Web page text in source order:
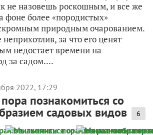
не назовешь роскошным, и все же
фоне более «породистых»
природным очарованием.
за что его ценят
недостает времени на
за садом....
2022, 17:29
познакомиться со
садовых видов 6